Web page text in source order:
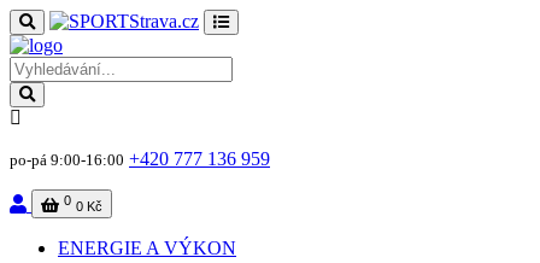
po-pá 9:00-16:00 +420 777 136 959
0 0 Kč
ENERGIE A VÝKON